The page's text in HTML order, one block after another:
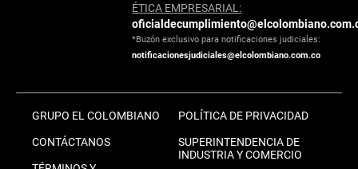
ÉTICA EMPRESARIAL:
*Buzón exclusivo para notificaciones judiciales:
notificacionesjudiciales@elcolombiano.com.co
GRUPO EL COLOMBIANO
CONTÁCTANOS
POLÍTICA DE PRIVACIDAD
SUPERINTENDENCIA DE
INDUSTRIA Y COMERCIO